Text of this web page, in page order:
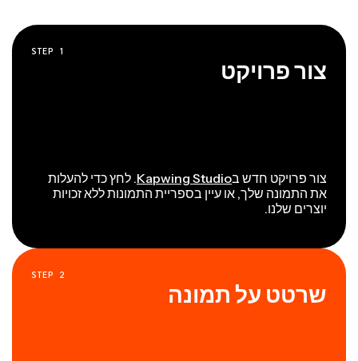
STEP 1
צור פרויקט
צור פרויקט חדש בKapwing Studio. לחץ כדי להעלות
את התמונה שלך, או עיין בספריית התמונות ללא זכויות
יוצרים שלנו.
STEP 2
שרטט על תמונה